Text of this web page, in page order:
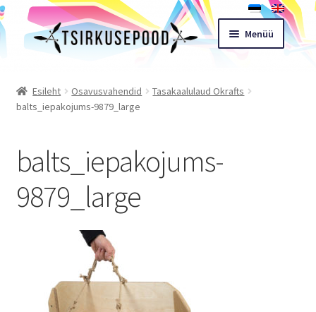
Liigu
navigeerimisele
Liigu
sisu
Menüü
Pood
Ostukorv
Müügitingimused
Esileht Osavusvahendid
Tasakaalulaud Okrafts
balts_iepakojums-9879_large
balts_iepakojums-
9879_large